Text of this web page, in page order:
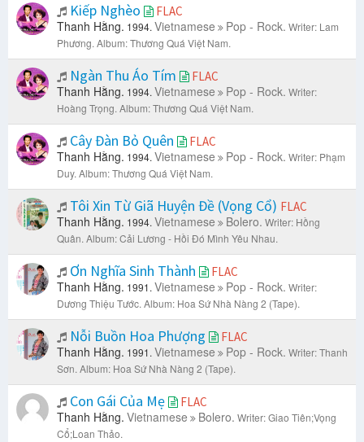
Kiếp Nghèo FLAC
Thanh Hằng. 1994. Vietnamese Pop - Rock. Writer: Lam
Phương. Album: Thương Quá Việt Nam.
Ngàn Thu Áo Tím FLAC
Thanh Hằng. 1994. Vietnamese Pop - Rock. Writer:
Hoàng Trọng. Album: Thương Quá Việt Nam.
Cây Đàn Bỏ Quên FLAC
Thanh Hằng. 1994. Vietnamese Pop - Rock. Writer: Phạm
Duy. Album: Thương Quá Việt Nam.
Tôi Xin Từ Giã Huyện Đề (Vọng Cổ) FLAC
Thanh Hằng. 1994. Vietnamese Bolero. Writer: Hồng
Quân. Album: Cải Lương - Hồi Đó Mình Yêu Nhau.
Ơn Nghĩa Sinh Thành FLAC
Thanh Hằng. 1991. Vietnamese Pop - Rock. Writer:
Dương Thiệu Tước. Album: Hoa Sứ Nhà Nàng 2 (Tape).
Nỗi Buồn Hoa Phượng FLAC
Thanh Hằng. 1991. Vietnamese Pop - Rock. Writer: Thanh
Sơn. Album: Hoa Sứ Nhà Nàng 2 (Tape).
Con Gái Của Mẹ FLAC
Thanh Hằng. Vietnamese Bolero. Writer: Giao Tiên;Vọng
Cổ;Loan Thảo.